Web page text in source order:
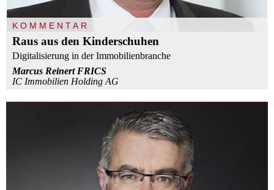
KOMMENTAR
Raus aus den Kinderschuhen
Digitalisierung in der Immobilienbranche
Marcus Reinert FRICS
IC Immobilien Holding AG